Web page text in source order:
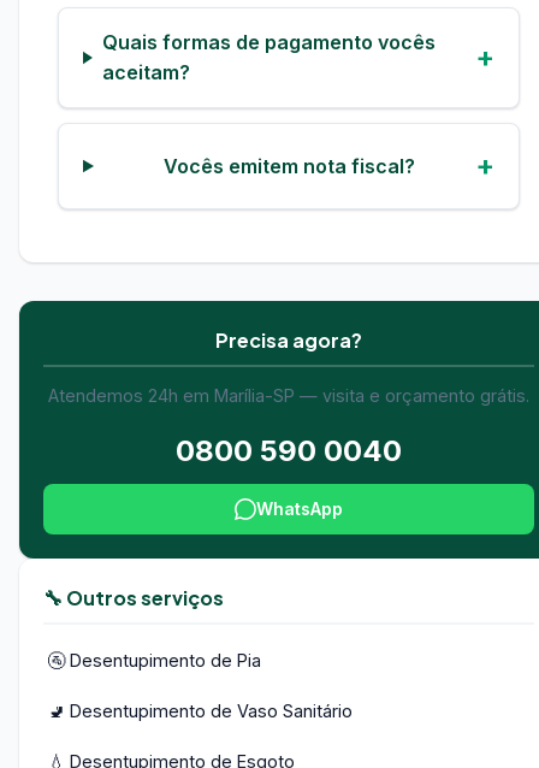
Quais formas de pagamento vocês
aceitam?
Vocês emitem nota fiscal?
Precisa agora?
Atendemos 24h em Marília-SP — visita e orçamento grátis.
0800 590 0040
WhatsApp
🔧 Outros serviços
🚰 Desentupimento de Pia
🚽 Desentupimento de Vaso Sanitário
💧 Desentupimento de Esgoto